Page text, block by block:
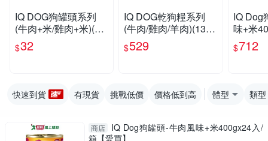
IQ DOG狗罐頭系列
(牛肉+米/雞肉+米)(40
0G/罐)【愛買】
$32
IQ DOG乾狗糧系列
(牛肉/雞肉/羊肉)(13.5-
15KG/包)【愛買】
$529
IQ Dog
味+米
【愛買
$712
快速到貨 有現貨 挑戰低價 價格低到高 體型 類型
商店
IQ Dog狗罐頭-牛肉風味+米400gx24入/
箱【愛買】